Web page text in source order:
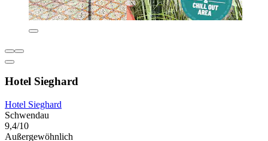
Hotel Sieghard
Hotel Sieghard
Schwendau
9,4/10
Außergewöhnlich